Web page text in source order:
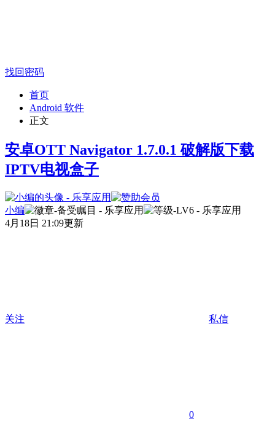
找回密码
首页
Android 软件
正文
安卓OTT Navigator 1.7.0.1 破解版下载
IPTV电视盒子
小编
4月18日 21:09更新
关注 私信
0